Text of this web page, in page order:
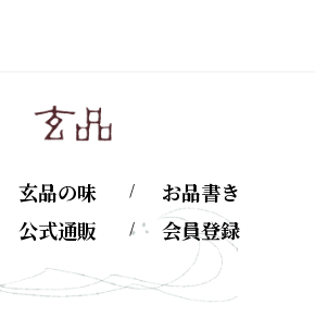
玄品の味
お品書き
公式通販 会員登録